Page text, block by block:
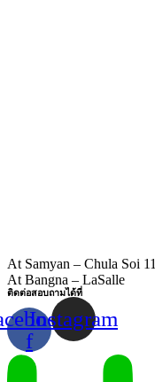
At Samyan – Chula Soi 11
At Bangna – LaSalle
ติดต่อสอบถามได้ที่
f
Instagram